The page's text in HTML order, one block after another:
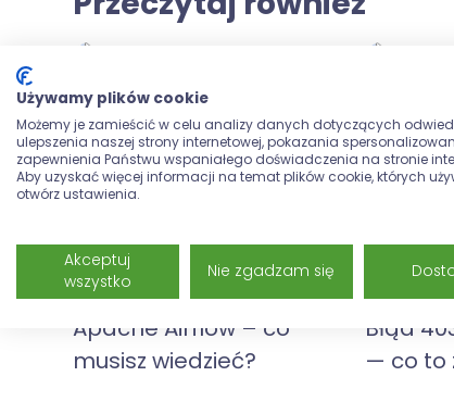
21 września 2024
Apache Airflow – co
musisz wiedzieć?
27 kwietnia
Błąd
— co to
Używamy plików cookie
Możemy je zamieścić w celu analizy danych dotyczących
ulepszenia naszej strony internetowej, pokazania
zapewnienia Państwu wspaniałego doświadczenia na stronie
Aby uzyskać więcej informacji na temat plików cookie, których
otwórz ustawienia.
Akceptuj
wszystko
Nie zgadzam się